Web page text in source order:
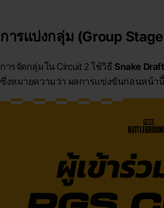
การแบ่งกลุ่ม (Group
การจัดกลุ่มใน Circuit 2 ใช้วิธี Snake Draft
ซึ่งหมายความว่า ผลการแข่งขันก่อนหน้า